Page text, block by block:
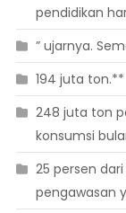
pendidikan
” ujarnya.
194 juta ton.**
248 juta ton
konsumsi
25 persen
pengawasan